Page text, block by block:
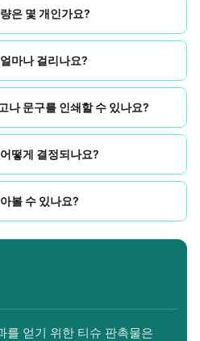
은 몇 개인가요?
마나 걸리나요?
나 문구를 인쇄할 수 있나요?
떻게 결정되나요?
볼 수 있나요?
를 얻기 위한 티슈 판촉물은